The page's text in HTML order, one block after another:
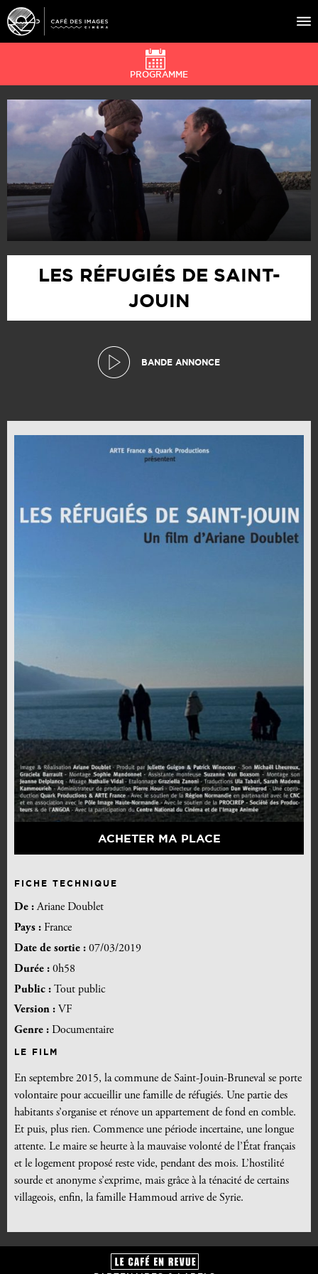
À L’AFFICHE
ÉVÉNEMENTS
CAFÉ DU CINÉ
PRATIQUE
ÉDUCATION AUX IMAGES
LES RÉFUGIÉS DE SAINT-
JOUIN
BANDE ANNONCE
ACHETER MA PLACE
FICHE TECHNIQUE
De :Ariane Doublet
Pays : France
Date de sortie : 07/03/2019
Durée : 0h58
Public : Tout public
Version : VF
Genre : Documentaire
LE FILM
En septembre 2015, la commune de Saint-Jouin-Bruneval se porte
volontaire pour accueillir une famille de réfugiés. Une partie des
habitants s’organise et rénove un appartement de fond en comble.
Et puis, plus rien. Commence une période incertaine, une longue
attente. Le maire se heurte à la mauvaise volonté de l’État français
et le logement proposé reste vide, pendant des mois. L’hostilité
sourde et anonyme s’exprime, mais grâce à la ténacité de certains
villageois, enfin, la famille Hammoud arrive de Syrie.
PROGRAMME